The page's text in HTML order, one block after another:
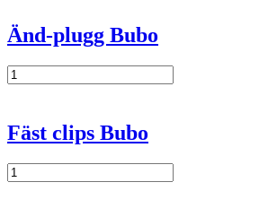
Änd-plugg Bubo
Änd-
plugg
Fäst clips Bubo
Fäst
clips